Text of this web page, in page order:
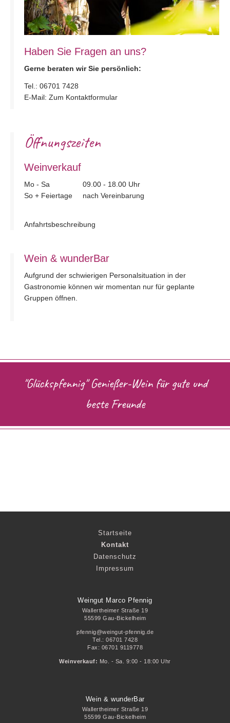
Haben Sie Fragen an uns?
Gerne beraten wir Sie persönlich:
Tel.: 06701 7428
E-Mail: Zum Kontaktformular
Öffnungszeiten
Weinverkauf
Mo - Sa
09.00 - 18.00 Uhr
So + Feiertage
nach Vereinbarung
Anfahrtsbeschreibung
Wein & wunderBar
Aufgrund der schwierigen Personalsituation in der
Gastronomie können wir momentan nur für geplante
Gruppen öffnen.
"Glückspfennig" Genießer-Wein für gute und
beste Freunde
Navigation
Startseite
Kontakt
Datenschutz
Impressum
Weingut Marco Pfennig
Wallertheimer Straße 19
55599 Gau-Bickelheim
pfennig@weingut-pfennig.de
Tel.: 06701 7428
Fax: 06701 9119778
Weinverkauf: Mo. - Sa. 9:00 - 18:00 Uhr
Wein & wunderBar
Wallertheimer Straße 19
55599 Gau-Bickelheim